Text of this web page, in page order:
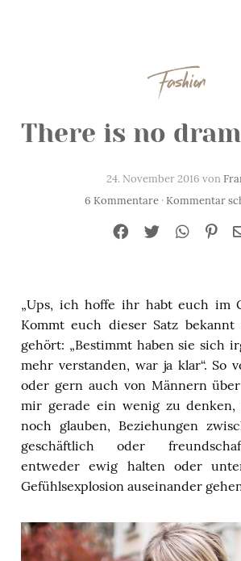
Fashion
There is no
24. November 2016 von
6 Kommentare· Kommentar
„Ups, ich hoffe ihr habt euch im
Kommt euch dieser Satz
gehört: „Bestimmt haben sie sich
mehr verstanden, war ja klar“. So
oder gern auch von Männern
mir gerade ein wenig zu
noch glauben, Beziehungen
geschäftlich oder
entweder ewig halten oder
Gefühlsexplosion auseinander